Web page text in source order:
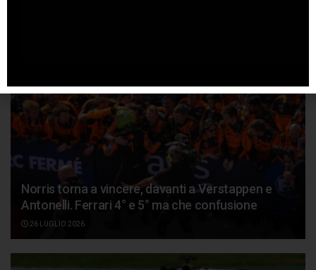
Norris torna a vincere, davanti a Verstappen e
Antonelli. Ferrari 4° e 5° ma che confusione
26 LUGLIO 2026